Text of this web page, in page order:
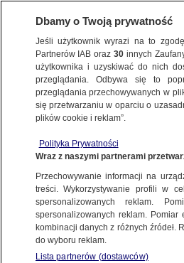
PROGNOZA
Przeważnie
METEO
Prognoza
chłodno i
METEO
Dbamy o Twoją prywatność
Jeśli użytkownik wyrazi na to
Partnerów IAB oraz30 innych
użytkownika i uzyskiwać do nich
przeglądania. Odbywa się to
przeglądania przechowywanych w
się przetwarzaniu w oparciu o
plików cookie i reklam”.
Polityka Prywatności
Wraz z naszymi partnerami
Przechowywanie informacji na
treści. Wykorzystywanie profili w
spersonalizowanych reklam.
spersonalizowanych reklam.
kombinacji danych z różnych źródeł.
do wyboru reklam.
Lista partnerów (dostawców)